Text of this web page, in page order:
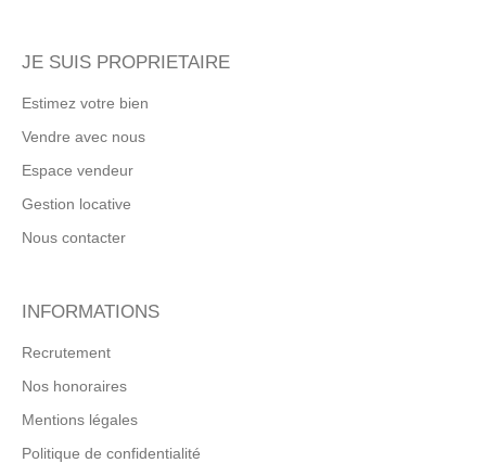
JE SUIS PROPRIETAIRE
Estimez votre bien
Vendre avec nous
Espace vendeur
Gestion locative
Nous contacter
INFORMATIONS
Recrutement
Nos honoraires
Mentions légales
Politique de confidentialité